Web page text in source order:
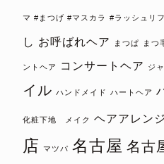
マ #まつげ #マスカラ #ラッシュリ
し お呼ばれヘア まつぱ まつ
ントヘア コンサートヘア ジ
イル ハンドメイド ハートヘア
化粧下地 メイク ヘアアレンジ
店
マツパ 名古屋 名古